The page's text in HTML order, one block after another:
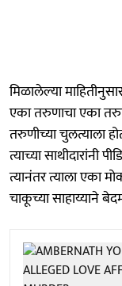
मिळालेल्या
एका तरुणाचा एका
तरुणीच्या चुलत्याला
त्याच्या
त्यानंतर त्याला एका
चाकूच्या साहाय्याने